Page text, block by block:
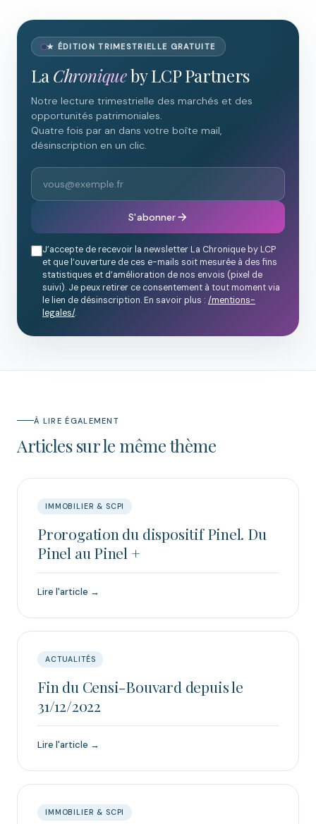
★ ÉDITION TRIMESTRIELLE GRATUITE
La Chroniqueby LCP Partners
Notre lecture trimestrielle des marchés et des
opportunités patrimoniales.
Quatre fois par an dans votre boîte mail,
désinscription en un clic.
S'abonner
J’accepte de recevoir la newsletter La Chronique by LCP
et que l’ouverture de ces e-mails soit mesurée à des fins
statistiques et d’amélioration de nos envois (pixel de
suivi). Je peux retirer ce consentement à tout moment via
le lien de désinscription. En savoir plus : /mentions-
legales/.
À LIRE ÉGALEMENT
Articles sur le même thème
IMMOBILIER & SCPI
Prorogation du dispositif Pinel. Du
Pinel au Pinel +
Lire l'article →
ACTUALITÉS
Fin du Censi-Bouvard depuis le
31/12/2022
Lire l'article →
IMMOBILIER & SCPI